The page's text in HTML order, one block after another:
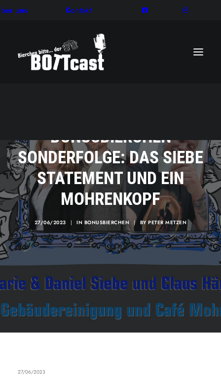
uns Kontakt
BONUSBIERCHEN
SONDERFOLGE: DAS SIEBE
STATEMENT UND EIN
MOHRENKOPF
27/06/2023 | IN BONUSBIERCHEN | BYPETER METZEN
27/06/2023